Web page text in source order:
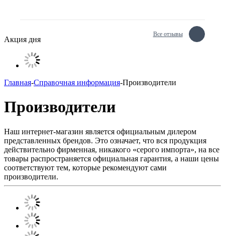
Все отзывы
Акция дня
Главная-Справочная информация-Производители
Производители
Наш интернет-магазин является официальным дилером
представленных брендов. Это означает, что вся продукция
действительно фирменная, никакого «серого импорта», на все
товары распространяется официальная гарантия, а наши цены
соответствуют тем, которые рекомендуют сами
производители.